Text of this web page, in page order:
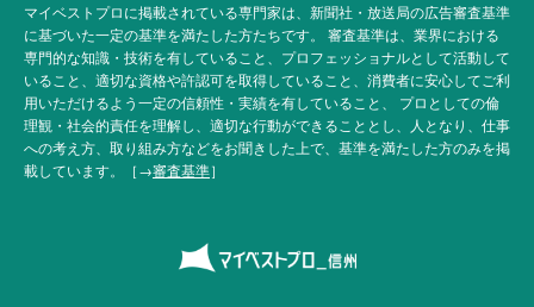
マイベストプロに掲載されている専門家は、新聞社・放送局の広告審査基準
に基づいた一定の基準を満たした方たちです。 審査基準は、業界における
専門的な知識・技術を有していること、プロフェッショナルとして活動して
いること、適切な資格や許認可を取得していること、消費者に安心してご利
用いただけるよう一定の信頼性・実績を有していること、 プロとしての倫
理観・社会的責任を理解し、適切な行動ができることとし、人となり、仕事
への考え方、取り組み方などをお聞きした上で、基準を満たした方のみを掲
載しています。［→審査基準］